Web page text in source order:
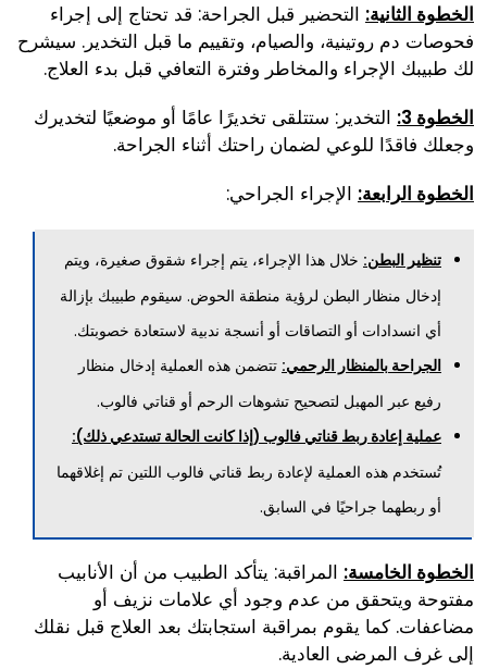
الخطوة الثانية: التحضير قبل الجراحة: قد تحتاج إلى إجراء
فحوصات دم روتينية، والصيام، وتقييم ما قبل التخدير. سيشرح
لك طبيبك الإجراء والمخاطر وفترة التعافي قبل بدء العلاج.
الخطوة 3:
التخدير: ستتلقى تخديرًا عامًا أو موضعيًا لتخديرك
وجعلك فاقدًا للوعي لضمان راحتك أثناء الجراحة.
الخطوة الرابعة: الإجراء الجراحي:
تنظير البطن: خلال هذا الإجراء، يتم إجراء شقوق صغيرة، ويتم
إدخال منظار البطن لرؤية منطقة الحوض. سيقوم طبيبك بإزالة
أي انسدادات أو التصاقات أو أنسجة ندبية لاستعادة خصوبتك.
الجراحة بالمنظار الرحمي: تتضمن هذه العملية إدخال منظار
رفيع عبر المهبل لتصحيح تشوهات الرحم أو قناتي فالوب.
عملية إعادة ربط قناتي فالوب (إذا كانت الحالة تستدعي ذلك):
تُستخدم هذه العملية لإعادة ربط قناتي فالوب اللتين تم إغلاقهما
أو ربطهما جراحيًا في السابق.
الخطوة الخامسة: المراقبة: يتأكد الطبيب من أن الأنابيب
مفتوحة ويتحقق من عدم وجود أي علامات نزيف أو
مضاعفات. كما يقوم بمراقبة استجابتك بعد العلاج قبل نقلك
إلى غرف المرضى العادية.